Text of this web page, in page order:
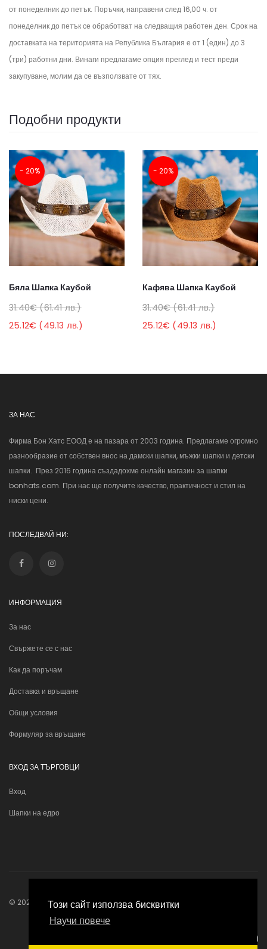
Този сайт използва бисквитки
Научи повече
от понеделник до петък. Поръчки, направени след 16,00 ч. от
понеделник до петък се обработват на следващия работен ден. Срок на
доставката на територията на Република България е от 1 (един) до 3
(три) работни дни. Винаги предлагаме опция преглед и тест преди
закупуване, молим да се възползвате от тях.
Подобни продукти
- 20%
Бяла Шапка Каубой
31.40€ (61.41 лв.)
25.12€ (49.13 лв.)
- 20%
Кафява Шапка Каубой
31.40€ (61.41 лв.)
25.12€ (49.13 лв.)
ЗА НАС
Фирма Бон Хатс ЕООД е на пазара от 2003 година. Предлагаме огромно
разнообразие от собствен внос на дамски шапки, мъжки шапки и детски
шапки. През 2016 година създадохме онлайн магазин за шапки
bonhats.com. При нас ще получите качество, практичност и стил на
ниски цени.
ПОСЛЕДВАЙ НИ:
ИНФОРМАЦИЯ
За нас
Свържете се с нас
Как да поръчам
Доставка и връщане
Общи условия
Формуляр за връщане
ВХОД ЗА ТЪРГОВЦИ
Вход
Шапки на едро
© 2026 Bonhats . Всички права запазени.